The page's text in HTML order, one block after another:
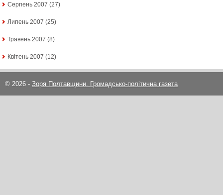
Серпень 2007 (27)
Липень 2007 (25)
Травень 2007 (8)
Квітень 2007 (12)
© 2026 - Зоря Полтавщини. Громадсько-політична газета